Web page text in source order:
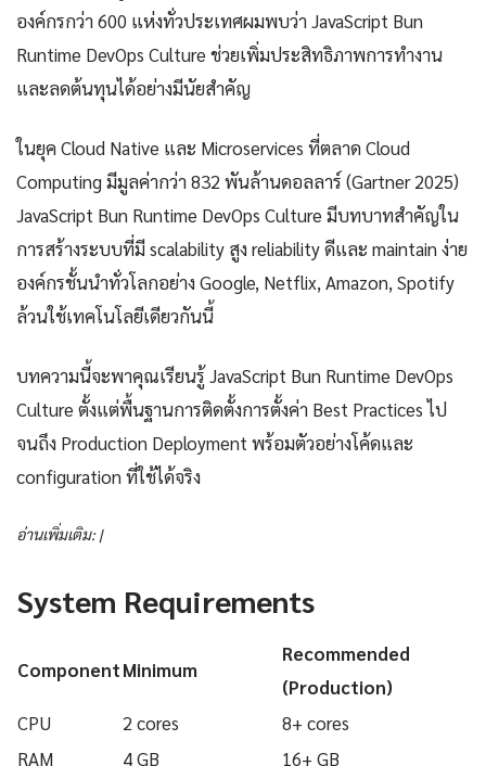
องค์กรกว่า 600 แห่งทั่วประเทศผมพบว่า JavaScript Bun
Runtime DevOps Culture ช่วยเพิ่มประสิทธิภาพการทำงาน
และลดต้นทุนได้อย่างมีนัยสำคัญ
ในยุค Cloud Native และ Microservices ที่ตลาด Cloud
Computing มีมูลค่ากว่า 832 พันล้านดอลลาร์ (Gartner 2025)
JavaScript Bun Runtime DevOps Culture มีบทบาทสำคัญใน
การสร้างระบบที่มี scalability สูง reliability ดีและ maintain ง่าย
องค์กรชั้นนำทั่วโลกอย่าง Google, Netflix, Amazon, Spotify
ล้วนใช้เทคโนโลยีเดียวกันนี้
บทความนี้จะพาคุณเรียนรู้ JavaScript Bun Runtime DevOps
Culture ตั้งแต่พื้นฐานการติดตั้งการตั้งค่า Best Practices ไป
จนถึง Production Deployment พร้อมตัวอย่างโค้ดและ
configuration ที่ใช้ได้จริง
อ่านเพิ่มเติม: |
System Requirements
ComponentMinimum
Recommended
(Production)
CPU
2 cores
8+ cores
RAM
4 GB 16+ GB